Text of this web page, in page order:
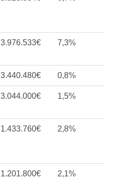
3.976.533€ 7,3%
3.440.480€ 0,8%
3.044.000€ 1,5%
1.433.760€ 2,8%
1.201.800€ 2,1%